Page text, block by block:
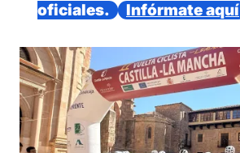
oficiales.
Infórmate aquí